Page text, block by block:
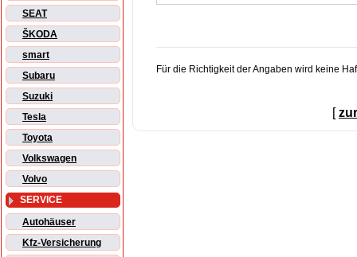
SEAT
ŠKODA
smart
Subaru
Suzuki
Tesla
Toyota
Volkswagen
Volvo
SERVICE
Autohäuser
Kfz-Versicherung
Für die Richtigkeit der Angaben wird keine